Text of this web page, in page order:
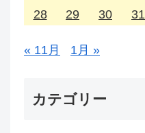
28
29 30 31
« 11月 1月 »
カテゴリー